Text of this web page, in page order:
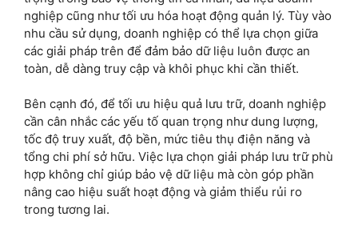
nghiệp cũng như tối ưu hóa hoạt động quản lý. Tùy vào
nhu cầu sử dụng, doanh nghiệp có thể lựa chọn giữa
các giải pháp trên để đảm bảo dữ liệu luôn được an
toàn, dễ dàng truy cập và khôi phục khi cần thiết.
Bên cạnh đó, để tối ưu hiệu quả lưu trữ, doanh nghiệp
cần cân nhắc các yếu tố quan trọng như dung lượng,
tốc độ truy xuất, độ bền, mức tiêu thụ điện năng và
tổng chi phí sở hữu. Việc lựa chọn giải pháp lưu trữ phù
hợp không chỉ giúp bảo vệ dữ liệu mà còn góp phần
nâng cao hiệu suất hoạt động và giảm thiểu rủi ro
trong tương lai.